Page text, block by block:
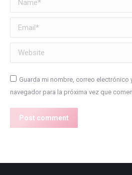
Email *
Website
Guarda mi nombre, correo electrónico
navegador para la próxima vez que
Post comment